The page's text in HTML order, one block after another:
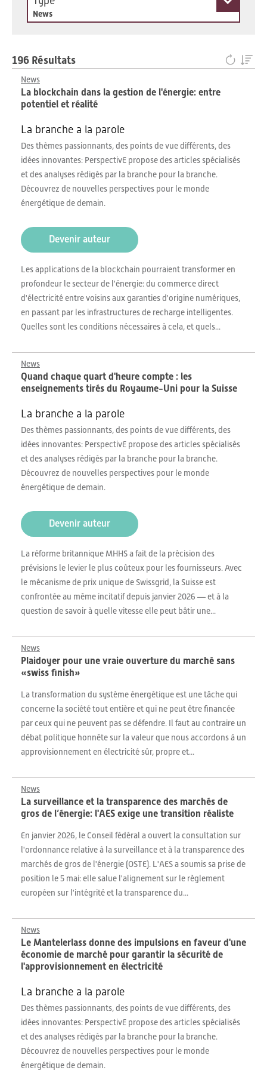
News
196 Résultats
News
La blockchain dans la gestion de l'énergie: entre
potentiel et réalité
La branche a la parole
Des thèmes passionnants, des points de vue différents, des
idées innovantes: PerspectivE propose des articles spécialisés
et des analyses rédigés par la branche pour la branche.
Découvrez de nouvelles perspectives pour le monde
énergétique de demain.
Devenir auteur
Les applications de la blockchain pourraient transformer en
profondeur le secteur de l'énergie: du commerce direct
d'électricité entre voisins aux garanties d'origine numériques,
en passant par les infrastructures de recharge intelligentes.
Quelles sont les conditions nécessaires à cela, et quels...
News
Quand chaque quart d'heure compte : les
enseignements tirés du Royaume-Uni pour la Suisse
La branche a la parole
Des thèmes passionnants, des points de vue différents, des
idées innovantes: PerspectivE propose des articles spécialisés
et des analyses rédigés par la branche pour la branche.
Découvrez de nouvelles perspectives pour le monde
énergétique de demain.
Devenir auteur
La réforme britannique MHHS a fait de la précision des
prévisions le levier le plus coûteux pour les fournisseurs. Avec
le mécanisme de prix unique de Swissgrid, la Suisse est
confrontée au même incitatif depuis janvier 2026 — et à la
question de savoir à quelle vitesse elle peut bâtir une...
News
Plaidoyer pour une vraie ouverture du marché sans
«swiss finish»
La transformation du système énergétique est une tâche qui
concerne la société tout entière et qui ne peut être financée
par ceux qui ne peuvent pas se défendre. Il faut au contraire un
débat politique honnête sur la valeur que nous accordons à un
approvisionnement en électricité sûr, propre et...
News
La surveillance et la transparence des marchés de
gros de l’énergie: l'AES exige une transition réaliste
En janvier 2026, le Conseil fédéral a ouvert la consultation sur
l'ordonnance relative à la surveillance et à la transparence des
marchés de gros de l'énergie (OSTE). L'AES a soumis sa prise de
position le 5 mai: elle salue l'alignement sur le règlement
européen sur l'intégrité et la transparence du...
News
Le Mantelerlass donne des impulsions en faveur d'une
économie de marché pour garantir la sécurité de
l'approvisionnement en électricité
La branche a la parole
Des thèmes passionnants, des points de vue différents, des
idées innovantes: PerspectivE propose des articles spécialisés
et des analyses rédigés par la branche pour la branche.
Découvrez de nouvelles perspectives pour le monde
énergétique de demain.